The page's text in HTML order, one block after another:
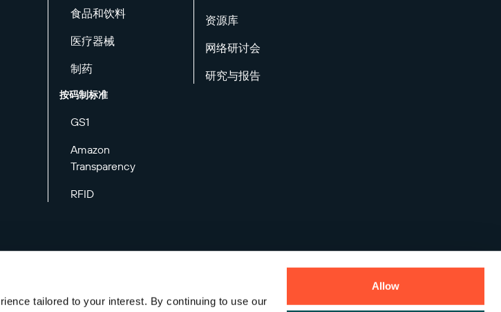
tailored to your interest. By continuing to use our
Allow
食品和饮料
医疗器械
制药
按码制标准
GS1
Amazon
Transparency
RFID
资源库
网络研讨会
研究与报告